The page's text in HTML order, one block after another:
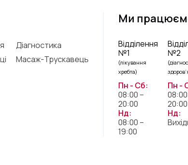
Діагностика
Масаж-Трускавець
Ми
Відділення
№1
(лікування
хребта)
Пн - Сб:
08:00 –
20:00
Нд:
08:00 –
19:00
№2
Пн -
20:00
Нд: